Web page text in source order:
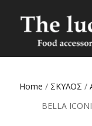
Home / ΣΚΥΛΟΣ /
BELLA